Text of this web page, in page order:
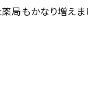
局もかなり増えま